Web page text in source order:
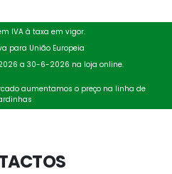
IVA à taxa em vigor.
para União Europeia
a 30-6-2026 na loja online.
aumentamos o preço na linha de